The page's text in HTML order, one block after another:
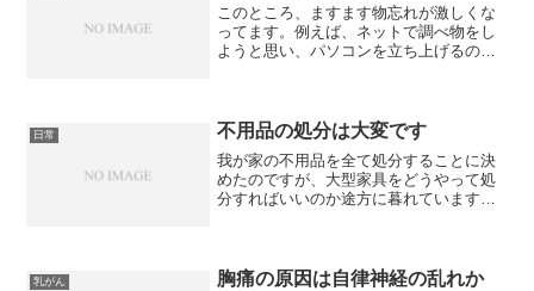
このところ、ますます物忘れが激しくな
ってます。例えば、ネットで調べ物をし
ようと思い、パソコンを立ち上げるので
て諦めていたのですが、治...
日常 不用品の処分は大変です
我が家の不用品を全て処分することに決
めたのですが、大型家具をどうやって処
分すればいいのか途方に暮れています。
ってくれますよ」っ...
乳がん
胸痛の原因は自律神経の乱れか